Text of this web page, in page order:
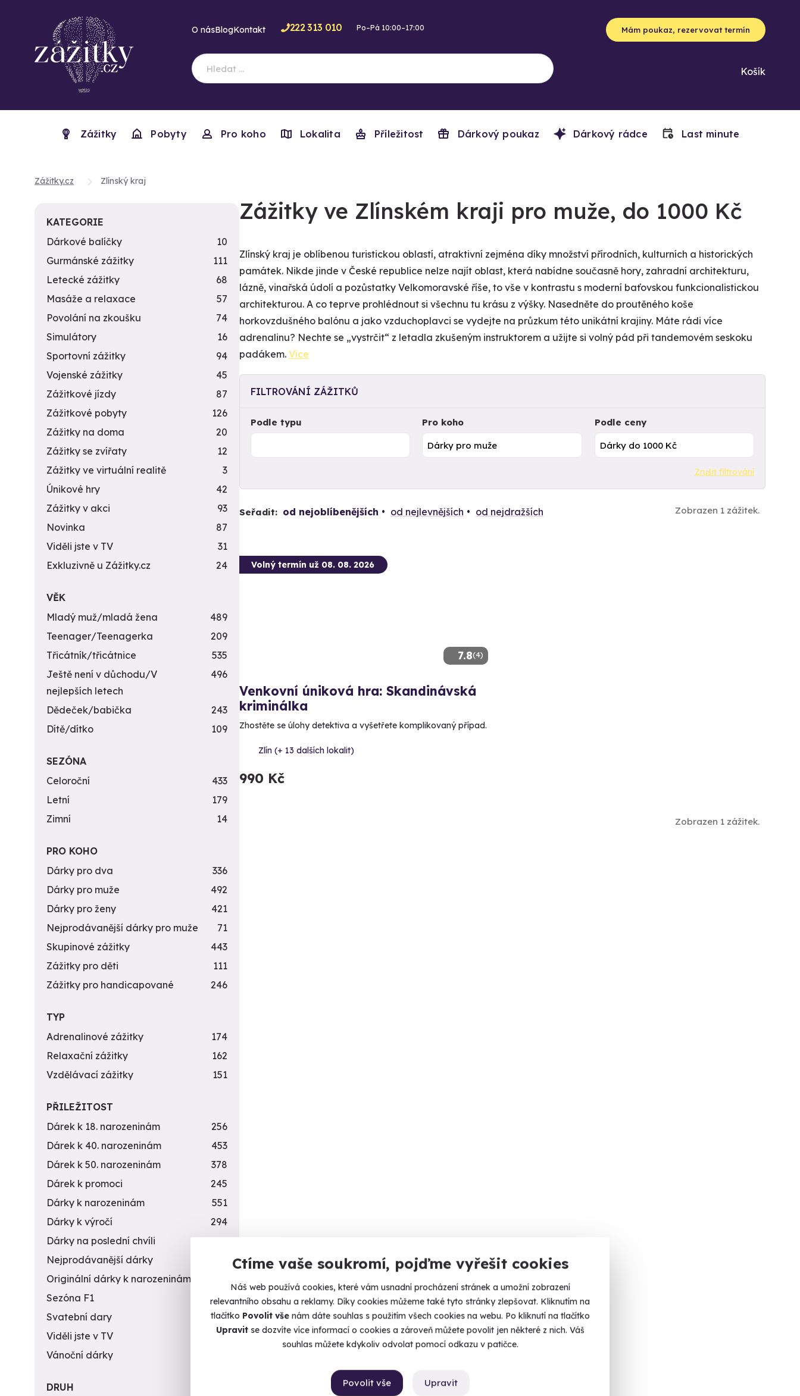
Ctíme vaše soukromí, pojďme vyřešit cookies
Náš web používá cookies, které vám usnadní procházení stránek a umožní zobrazení
relevantního obsahu a reklamy. Díky cookies můžeme také tyto stránky zlepšovat. Kliknutím na
tlačítko Povolit vše nám dáte souhlas s použitím všech cookies na webu. Po kliknutí na tlačítko
Upravitse dozvíte více informací o cookies a zároveň můžete povolit jen některé z nich. Váš
souhlas můžete kdykoliv odvolat pomocí odkazu v patičce.
Upravit
Povolit vše
O násBlogKontakt 222 313 010 Po–Pá 10:00–17:00 Mám poukaz, rezervovat termín
Košík
Zážitky Pobyty Pro koho Lokalita Příležitost Dárkový poukaz Dárkový rádce Last minute
Zážitky.cz Zlínský kraj
Zážitky ve Zlínském kraji pro muže, do 1000 Kč
Zlínský kraj je oblíbenou turistickou oblastí, atraktivní zejména díky množství přírodních, kulturních a historických
památek. Nikde jinde v České republice nelze najít oblast, která nabídne současně hory, zahradní architekturu,
lázně, vinařská údolí a pozůstatky Velkomoravské říše, to vše v kontrastu s moderní baťovskou funkcionalistickou
architekturou. A co teprve prohlédnout si všechnu tu krásu z výšky. Nasedněte do proutěného koše
horkovzdušného balónu a jako vzduchoplavci se vydejte na průzkum této unikátní krajiny. Máte rádi více
adrenalinu? Nechte se „vystrčit“ z letadla zkušeným instruktorem a užijte si volný pád při tandemovém seskoku
padákem. Více
FILTROVÁNÍ ZÁŽITKŮ
Podle typu Pro koho Podle ceny
Zrušit filtrování
Seřadit: od nejoblíbenějších od nejlevnějších od nejdražších Zobrazen 1 zážitek.
7.8(4)
Volný termín už 08. 08. 2026
Venkovní úniková hra: Skandinávská
kriminálka
Zhostěte se úlohy detektiva a vyšetřete komplikovaný případ.
Zlín (+ 13 dalších lokalit)
990 Kč
Zobrazen 1 zážitek.
KATEGORIE
Dárkové balíčky
10
Gurmánské zážitky
111
Letecké zážitky
68
Masáže a relaxace
57
Povolání na zkoušku
74
Simulátory
16
Sportovní zážitky
94
Vojenské zážitky
45
Zážitkové jízdy
87
Zážitkové pobyty
126
Zážitky na doma
20
Zážitky se zvířaty
12
Zážitky ve virtuální realitě
3
Únikové hry
42
Zážitky v akci
93
Novinka
87
Viděli jste v TV
31
Exkluzivně u Zážitky.cz
24
VĚK
Mladý muž/mladá žena
489
Teenager/Teenagerka
209
Třicátník/třicátnice
535
Ještě není v důchodu/V
nejlepších letech
496
Dědeček/babička
243
Dítě/dítko
109
SEZÓNA
Celoroční
433
Letní
179
Zimní
14
PRO KOHO
Dárky pro dva
336
Dárky pro muže
492
Dárky pro ženy
421
Nejprodávanější dárky pro muže
71
Skupinové zážitky
443
Zážitky pro děti
111
Zážitky pro handicapované
246
TYP
Adrenalinové zážitky
174
Relaxační zážitky
162
Vzdělávací zážitky
151
PŘILEŽITOST
Dárek k 18. narozeninám
256
Dárek k 40. narozeninám
453
Dárek k 50. narozeninám
378
Dárek k promoci
245
Dárky k narozeninám
551
Dárky k výročí
294
Dárky na poslední chvíli
450
Nejprodávanější dárky
Originální dárky k narozeninám
Sezóna F1
4
Svatební dary
196
Viděli jste v TV
31
Vánoční dárky
DRUH